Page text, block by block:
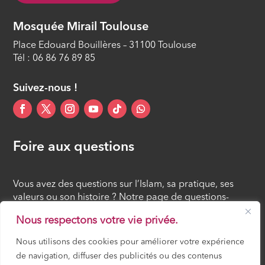
Nous respectons votre vie privée.
Nous utilisons des cookies pour améliorer votre expérience
de navigation, diffuser des publicités ou des contenus
Mosquée Mirail Toulouse
Place Edouard Bouillères – 31100 Toulouse
Tél : 06 86 76 89 85
Suivez-nous !
Foire aux questions
Vous avez des questions sur l’Islam, sa pratique, ses
valeurs ou son histoire ? Notre page de questions-
réponses rassemble des réponses claires et accessibles
à tous, croyants ou simples curieux.
FOIRE AUX QUESTIONS